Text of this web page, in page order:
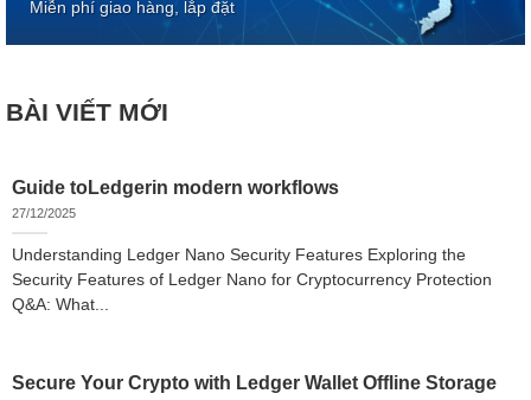
Miễn phí giao hàng, lắp đặt
BÀI VIẾT MỚI
Guide toLedgerin modern workflows
27/12/2025
Understanding Ledger Nano Security Features Exploring the
Security Features of Ledger Nano for Cryptocurrency Protection
Q&A: What...
Secure Your Crypto with Ledger Wallet Offline Storage